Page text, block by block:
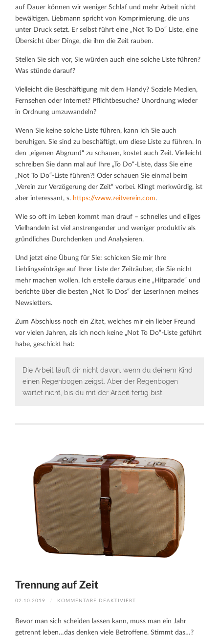
auf Dauer können wir weniger Schlaf und mehr Arbeit nicht
bewältigen. Liebmann spricht von Komprimierung, die uns
unter Druck setzt. Er selbst führt eine „Not To Do“ Liste, eine
Übersicht über Dinge, die ihm die Zeit rauben.
Stellen Sie sich vor, Sie würden auch eine solche Liste führen?
Was stünde darauf?
Vielleicht die Beschäftigung mit dem Handy? Soziale Medien,
Fernsehen oder Internet? Pflichtbesuche? Unordnung wieder
in Ordnung umzuwandeln?
Wenn Sie keine solche Liste führen, kann ich Sie auch
beruhigen. Sie sind zu beschäftigt, um diese Liste zu führen. In
den „eigenen Abgrund“ zu schauen, kostet auch Zeit. Vielleicht
schreiben Sie dann mal auf Ihre „To Do“-Liste, dass Sie eine
„Not To Do“-Liste führen?! Oder schauen Sie einmal beim
„Verein zur Verzögerung der Zeit“ vorbei. Klingt merkwürdig, ist
aber interessant, s. https://www.zeitverein.com.
Wie so oft im Leben kommt man drauf – schnelles und eiliges
Vielhandeln ist viel anstrengender und weniger produktiv als
gründliches Durchdenken und Analysieren.
Und jetzt eine Übung für Sie: schicken Sie mir Ihre
Lieblingseinträge auf Ihrer Liste der Zeiträuber, die Sie nicht
mehr machen wollen. Ich erstelle daraus eine „Hitparade“ und
berichte über die besten „Not To Dos“ der LeserInnen meines
Newsletters.
Zum Abschluss noch ein Zitat, welches mir ein lieber Freund
vor vielen Jahren, als ich noch keine „Not To Do“-Liste geführt
habe, geschickt hat:
Die Arbeit läuft dir nicht davon, wenn du deinem Kind
einen Regenbogen zeigst. Aber der Regenbogen
wartet nicht, bis du mit der Arbeit fertig bist.
Trennung auf Zeit
02.10.2019 / KOMMENTARE DEAKTIVIERT
Bevor man sich scheiden lassen kann, muss man ein Jahr
getrennt leben…das denken viele Betroffene. Stimmt das…?